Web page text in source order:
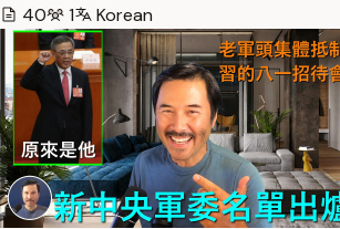
40
1 Korean